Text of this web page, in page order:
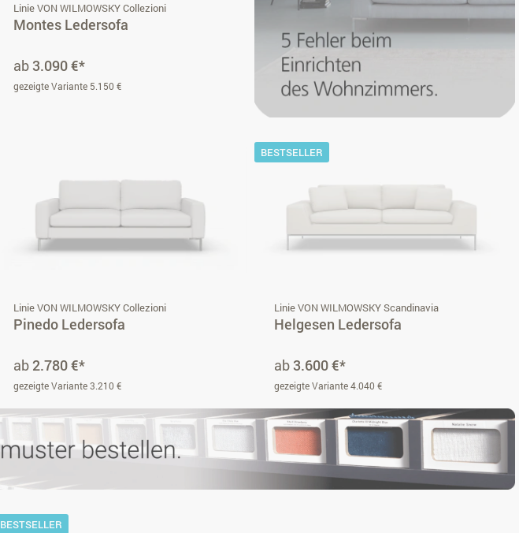
Linie VON WILMOWSKY Collezioni
Montes Ledersofa
ab 3.090 €*
gezeigte Variante 5.150 €
Linie VON WILMOWSKY Collezioni
Pinedo Ledersofa
ab2.780 €*
gezeigte Variante 3.210 €
BESTSELLER
Linie VON WILMOWSKY Scandinavia
Helgesen Ledersofa
ab 3.600 €*
gezeigte Variante 4.040 €
BESTSELLER